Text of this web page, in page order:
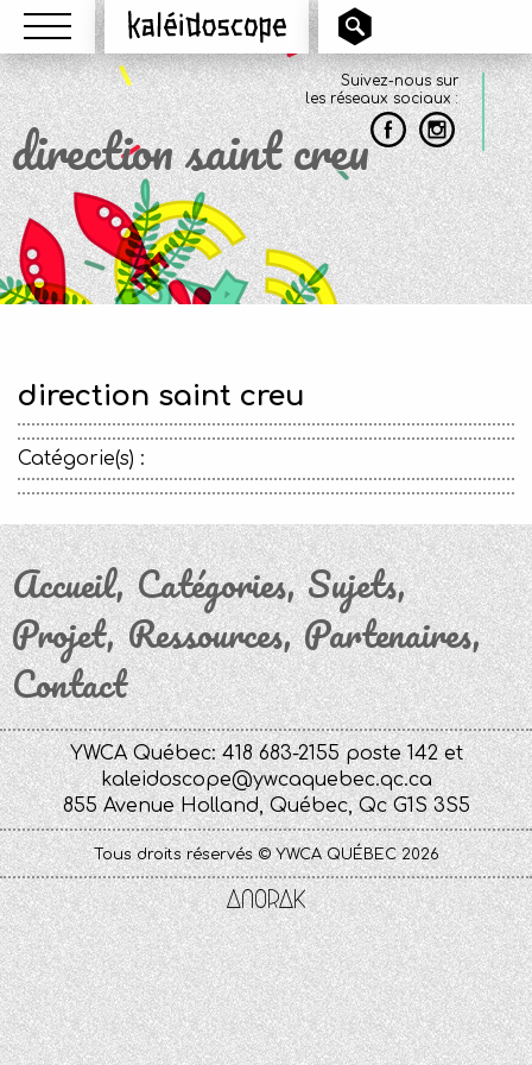
Menu Kaléidoscope
Suivez-nous sur
les réseaux sociaux :
direction saint creu
direction saint creu
Catégorie(s) :
Accueil Catégories Sujets
Projet Ressources Partenaires
Contact
YWCA Québec: 418 683-2155 poste 142 et
kaleidoscope@ywcaquebec.qc.ca
855 Avenue Holland, Québec, Qc G1S 3S5
Tous droits réservés © YWCA QUÉBEC 2026
Anorak
Studio